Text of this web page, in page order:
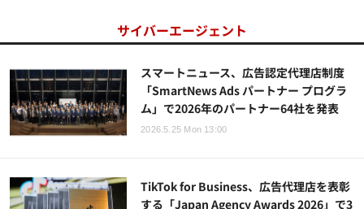
サイバーエージェント
スマートニュース、広告認定代理店制度
「SmartNews Ads パートナー プログラ
ム」で2026年のパートナー64社を発表
2026.5.25 Mon 13:00
TikTok for Business、広告代理店を表彰
する「Japan Agency Awards 2026」で3